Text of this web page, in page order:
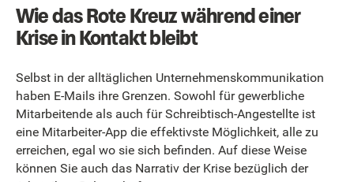
Wie das Rote Kreuz während einer
Krise in Kontakt bleibt
Selbst in der alltäglichen Unternehmenskommunikation
haben E-Mails ihre Grenzen. Sowohl für gewerbliche
Mitarbeitende als auch für Schreibtisch-Angestellte ist
eine Mitarbeiter-App die effektivste Möglichkeit, alle zu
erreichen, egal wo sie sich befinden. Auf diese Weise
können Sie auch das Narrativ der Krise bezüglich der